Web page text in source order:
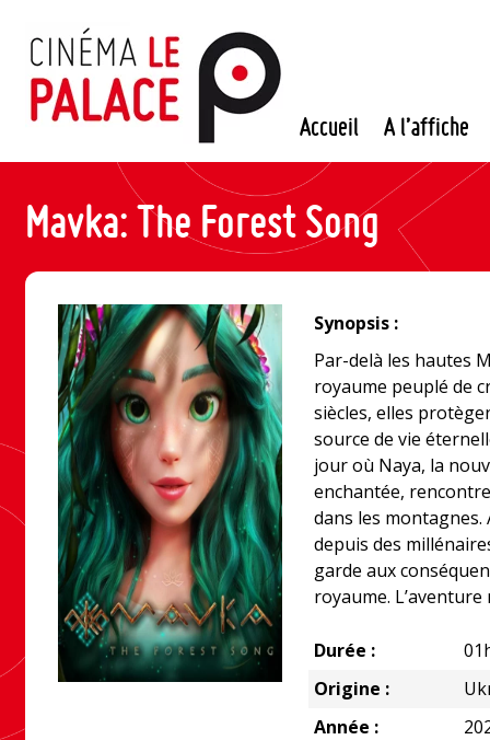
contenu
Accueil A l’affiche
Mavka: The Forest Song
Synopsis :
Par-delà les hautes
royaume peuplé de
siècles, elles
source de vie
jour où Naya, la
enchantée,
dans les montagnes.
depuis des
garde aux
royaume.
Durée :
Origine :
Année :